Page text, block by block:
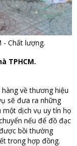
- Chất lượng.
TPHCM.
về thương hiệu
sẽ đưa ra những
một dịch vụ uy tín họ
nếu để đồ đạc
bồi thường
trong hợp đồng.